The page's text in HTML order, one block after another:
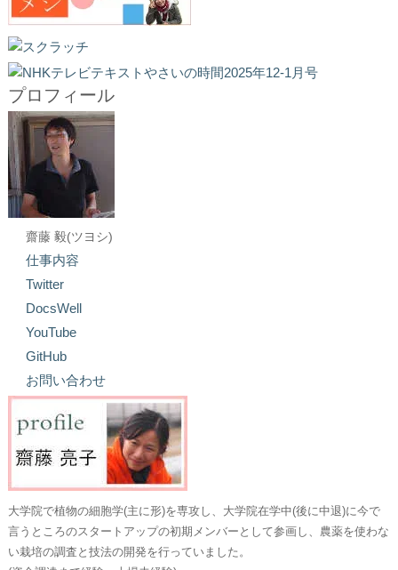
プロフィール
齋藤 毅(ツヨシ)
仕事内容
Twitter
DocsWell
YouTube
GitHub
お問い合わせ
大学院で植物の細胞学(主に形)を専攻し、大学院在学中(後に中退)に今で
言うところのスタートアップの初期メンバーとして参画し、農薬を使わな
い栽培の調査と技法の開発を行っていました。